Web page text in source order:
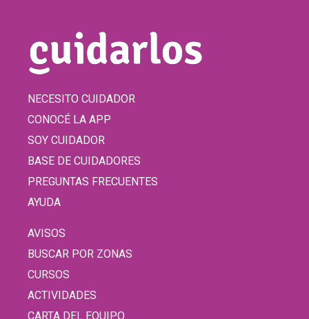
NECESITO CUIDADOR
CONOCÉ LA APP
SOY CUIDADOR
BASE DE CUIDADORES
PREGUNTAS FRECUENTES
AYUDA
AVISOS
BUSCAR POR ZONAS
CURSOS
ACTIVIDADES
CARTA DEL EQUIPO